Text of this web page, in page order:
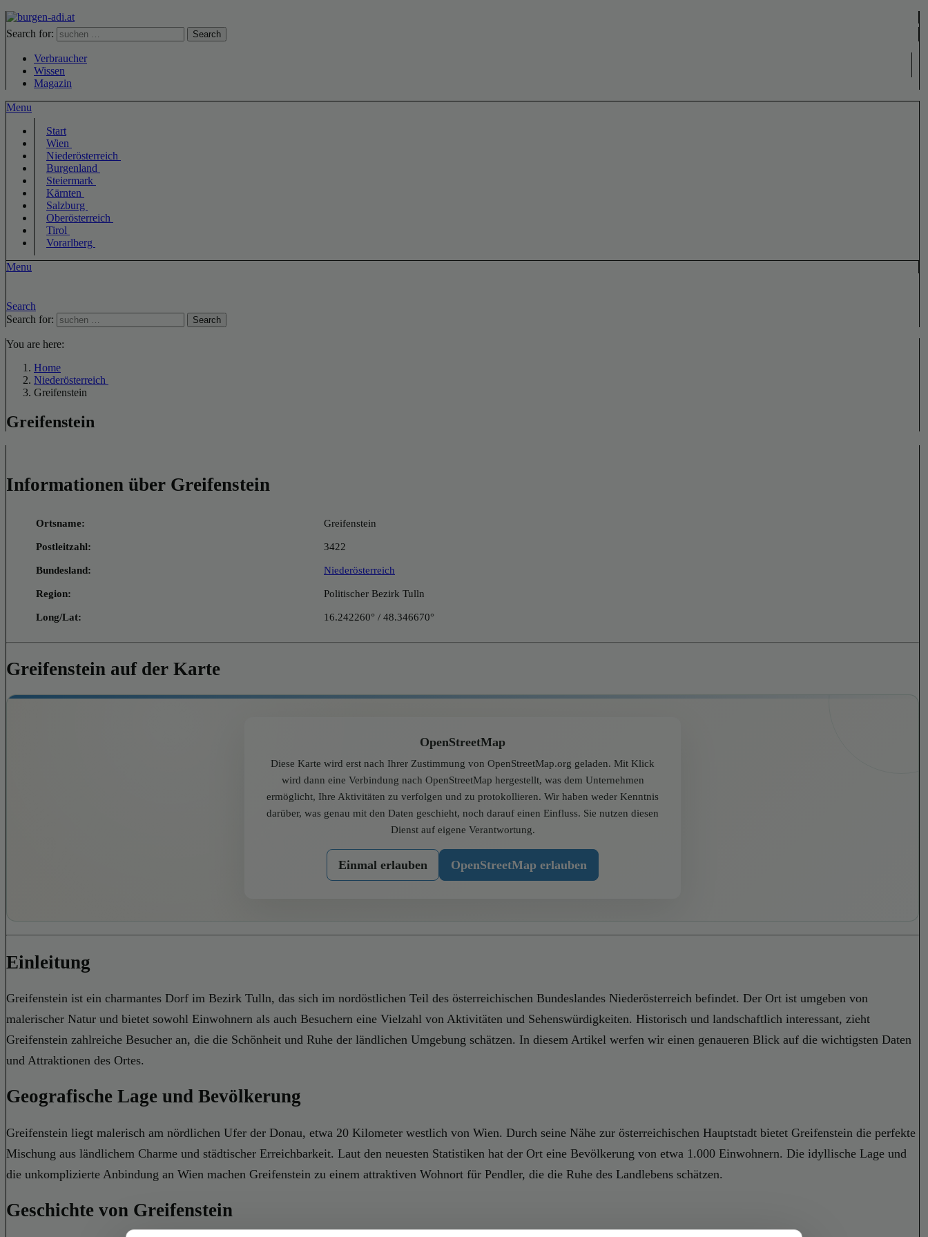
Search for: Search
Verbraucher
Wissen
Magazin
Menu
Start
Wien
Niederösterreich
Burgenland
Steiermark
Kärnten
Salzburg
Oberösterreich
Tirol
Vorarlberg
Menu
Search
Search for:
Search
You are here:
Home
Niederösterreich
Greifenstein
Greifenstein
Informationen über Greifenstein
Ortsname: Greifenstein
Postleitzahl: 3422
Bundesland: Niederösterreich
Region: Politischer Bezirk Tulln
Long/Lat: 16.242260° / 48.346670°
Greifenstein auf der Karte
OpenStreetMap
Diese Karte wird erst nach Ihrer Zustimmung von OpenStreetMap.org geladen. Mit Klick
wird dann eine Verbindung nach OpenStreetMap hergestellt, was dem Unternehmen
ermöglicht, Ihre Aktivitäten zu verfolgen und zu protokollieren. Wir haben weder Kenntnis
darüber, was genau mit den Daten geschieht, noch darauf einen Einfluss. Sie nutzen diesen
Dienst auf eigene Verantwortung.
Einmal erlauben OpenStreetMap erlauben
Einleitung
Greifenstein ist ein charmantes Dorf im Bezirk Tulln, das sich im nordöstlichen Teil des österreichischen Bundeslandes Niederösterreich befindet. Der Ort ist umgeben von
malerischer Natur und bietet sowohl Einwohnern als auch Besuchern eine Vielzahl von Aktivitäten und Sehenswürdigkeiten. Historisch und landschaftlich interessant, zieht
Greifenstein zahlreiche Besucher an, die die Schönheit und Ruhe der ländlichen Umgebung schätzen. In diesem Artikel werfen wir einen genaueren Blick auf die wichtigsten Daten
und Attraktionen des Ortes.
Geografische Lage und Bevölkerung
Greifenstein liegt malerisch am nördlichen Ufer der Donau, etwa 20 Kilometer westlich von Wien. Durch seine Nähe zur österreichischen Hauptstadt bietet Greifenstein die perfekte
Mischung aus ländlichem Charme und städtischer Erreichbarkeit. Laut den neuesten Statistiken hat der Ort eine Bevölkerung von etwa 1.000 Einwohnern. Die idyllische Lage und
die unkomplizierte Anbindung an Wien machen Greifenstein zu einem attraktiven Wohnort für Pendler, die die Ruhe des Landlebens schätzen.
Geschichte von Greifenstein